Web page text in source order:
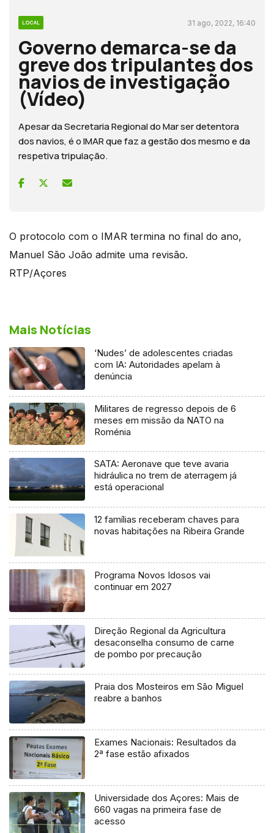
LOCAL 31 ago, 2022, 16:40
Governo demarca-se da
greve dos tripulantes dos
navios de investigação
(Vídeo)
Apesar da Secretaria Regional do Mar ser detentora
dos navios, é o IMAR que faz a gestão dos mesmo e da
respetiva tripulação.
O protocolo com o IMAR termina no final do ano,
Manuel São João admite uma revisão.
RTP/Açores
Mais Notícias
‘Nudes’ de adolescentes criadas
com IA: Autoridades apelam à
denúncia
Militares de regresso depois de 6
meses em missão da NATO na
Roménia
SATA: Aeronave que teve avaria
hidráulica no trem de aterragem já
está operacional
12 famílias receberam chaves para
novas habitações na Ribeira Grande
Programa Novos Idosos vai
continuar em 2027
Direção Regional da Agricultura
desaconselha consumo de carne
de pombo por precaução
Praia dos Mosteiros em São Miguel
reabre a banhos
Exames Nacionais: Resultados da
2ª fase estão afixados
Universidade dos Açores: Mais de
660 vagas na primeira fase de
acesso